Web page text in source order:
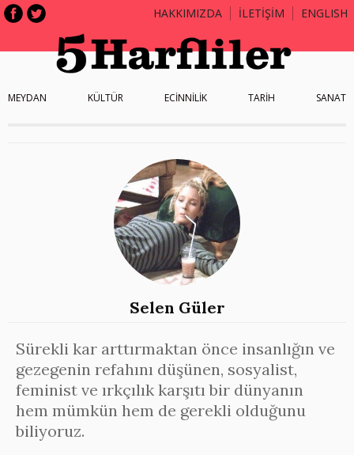
HAKKIMIZDA İLETİŞİM ENGLISH
MEYDAN KÜLTÜR ECİNNİLİK TARİH SANAT
Selen Güler
Sürekli kar arttırmaktan önce insanlığın ve
gezegenin refahını düşünen, sosyalist,
feminist ve ırkçılık karşıtı bir dünyanın
hem mümkün hem de gerekli olduğunu
biliyoruz.